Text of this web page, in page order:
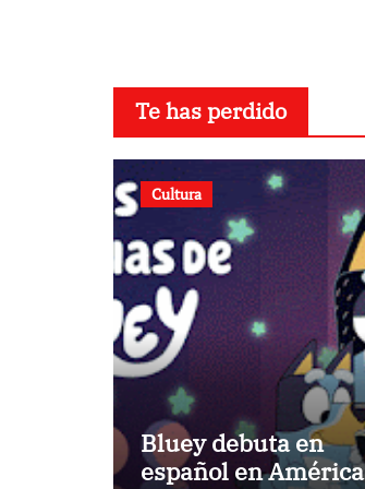
Te has perdido
Cultura
Bluey debuta en
español en América